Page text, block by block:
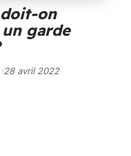
on
garde
28 avril 2022